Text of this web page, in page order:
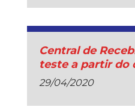
Central de
teste a partir do
29/04/2020